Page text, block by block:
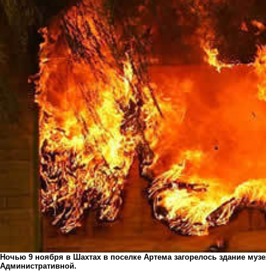
Ночью 9 ноября в Шахтах в поселке Артема загорелось здание
Административной.